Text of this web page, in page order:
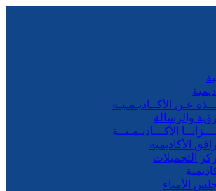
عـن الأكــاديـمـيـة
والرسالة
الأكـــاديـمـيــة
الأكاديمية
التحميلات
الأمناء